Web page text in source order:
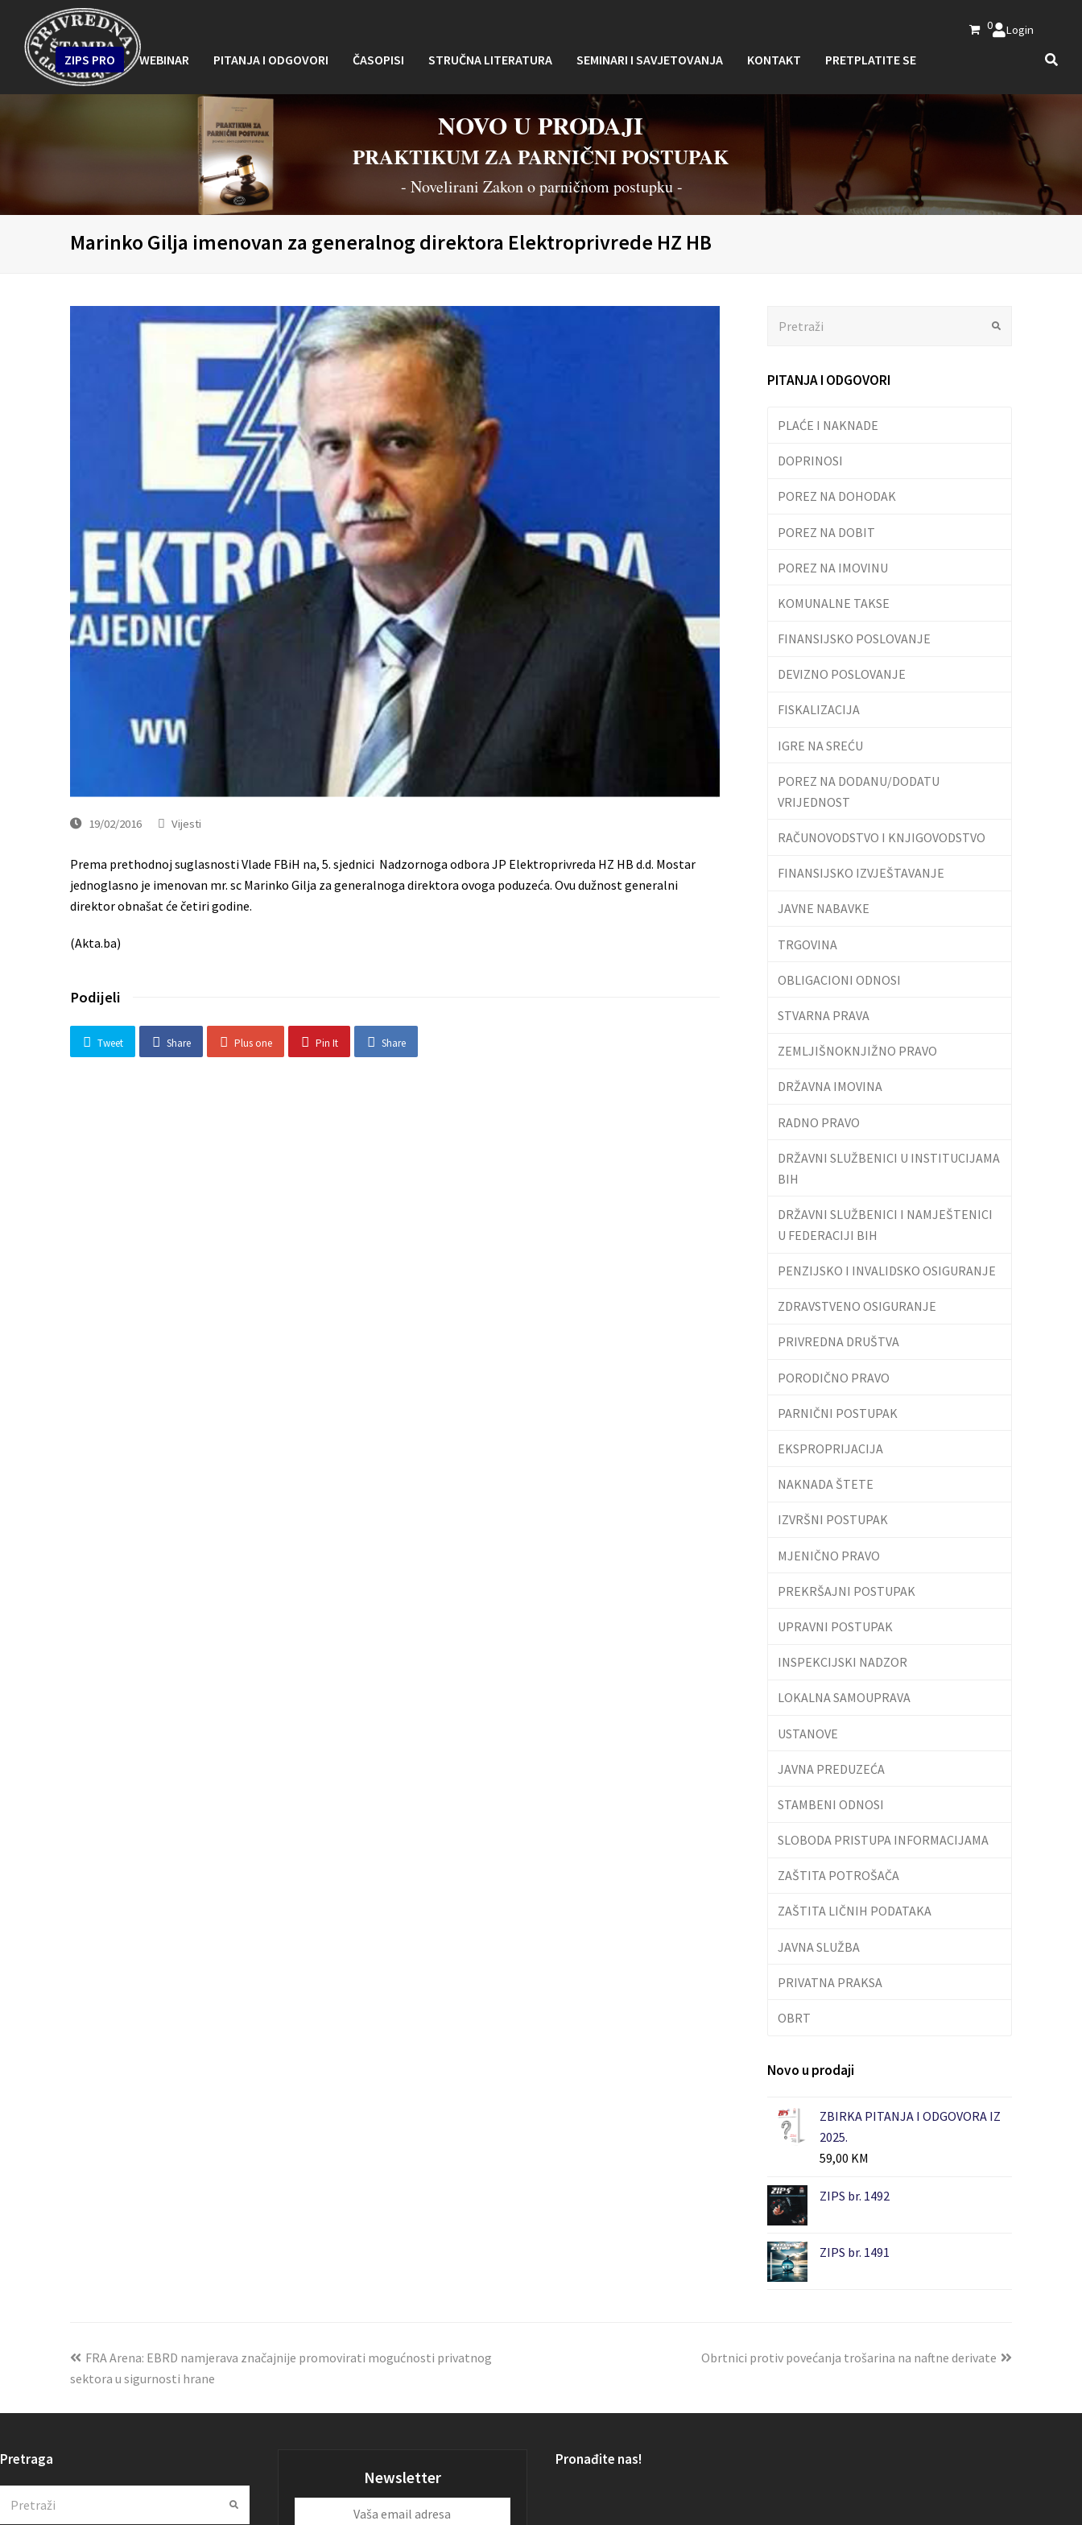
0 Login
ZIPS PRO WEBINAR PITANJA I ODGOVORI ČASOPISI STRUČNA LITERATURA SEMINARI I SAVJETOVANJA KONTAKT PRETPLATITE SE
NOVO U PRODAJI
PRAKTIKUM ZA PARNIČNI POSTUPAK
- Novelirani Zakon o parničnom postupku -
Marinko Gilja imenovan za generalnog direktora Elektroprivrede HZ HB
19/02/2016 Vijesti
Prema prethodnoj suglasnosti Vlade FBiH na, 5. sjednici Nadzornoga odbora JP Elektroprivreda HZ HB d.d. Mostar
jednoglasno je imenovan mr. sc Marinko Gilja za generalnoga direktora ovoga poduzeća. Ovu dužnost generalni
direktor obnašat će četiri godine.
(Akta.ba)
Podijeli
Tweet Share Plus one Pin It Share
PITANJA I ODGOVORI
PLAĆE I NAKNADE
DOPRINOSI
POREZ NA DOHODAK
POREZ NA DOBIT
POREZ NA IMOVINU
KOMUNALNE TAKSE
FINANSIJSKO POSLOVANJE
DEVIZNO POSLOVANJE
FISKALIZACIJA
IGRE NA SREĆU
POREZ NA DODANU/DODATU
VRIJEDNOST
RAČUNOVODSTVO I KNJIGOVODSTVO
FINANSIJSKO IZVJEŠTAVANJE
JAVNE NABAVKE
TRGOVINA
OBLIGACIONI ODNOSI
STVARNA PRAVA
ZEMLJIŠNOKNJIŽNO PRAVO
DRŽAVNA IMOVINA
RADNO PRAVO
DRŽAVNI SLUŽBENICI U INSTITUCIJAMA
BIH
DRŽAVNI SLUŽBENICI I NAMJEŠTENICI
U FEDERACIJI BIH
PENZIJSKO I INVALIDSKO OSIGURANJE
ZDRAVSTVENO OSIGURANJE
PRIVREDNA DRUŠTVA
PORODIČNO PRAVO
PARNIČNI POSTUPAK
EKSPROPRIJACIJA
NAKNADA ŠTETE
IZVRŠNI POSTUPAK
MJENIČNO PRAVO
PREKRŠAJNI POSTUPAK
UPRAVNI POSTUPAK
INSPEKCIJSKI NADZOR
LOKALNA SAMOUPRAVA
USTANOVE
JAVNA PREDUZEĆA
STAMBENI ODNOSI
SLOBODA PRISTUPA INFORMACIJAMA
ZAŠTITA POTROŠAČA
ZAŠTITA LIČNIH PODATAKA
JAVNA SLUŽBA
PRIVATNA PRAKSA
OBRT
Novo u prodaji
ZBIRKA PITANJA I ODGOVORA IZ
2025.
59,00 KM
ZIPS br. 1492
ZIPS br. 1491
FRA Arena: EBRD namjerava značajnije promovirati mogućnosti privatnog
sektora u sigurnosti hrane
Obrtnici protiv povećanja trošarina na naftne derivate
Pretraga
Submit
Newsletter
Pronađite nas!